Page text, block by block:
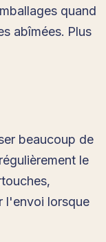
quand
abîmées. Plus
beaucoup de
le
l'envoi lorsque